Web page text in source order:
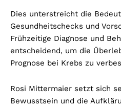
Dies unterstreicht die
Gesundheitschecks und
Frühzeitige Diagnose und
entscheidend, um die
Prognose bei Krebs zu
Rosi Mittermaier setzt sich
Bewusstsein und die